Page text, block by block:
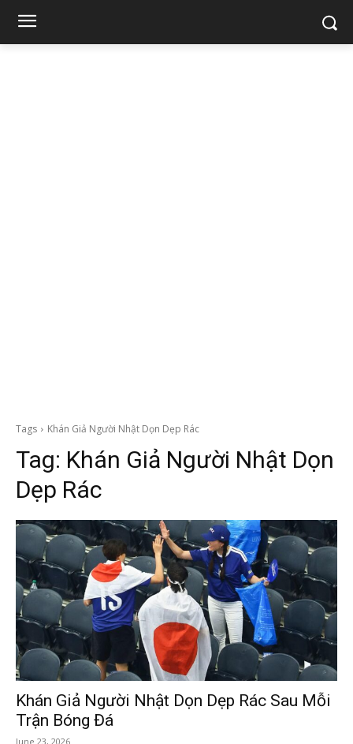
Tags Khán Giả Người Nhật Dọn Dẹp Rác
Tag: Khán Giả Người Nhật Dọn
Dẹp Rác
Khán Giả Người Nhật Dọn Dẹp Rác Sau Mỗi
Trận Bóng Đá
June 23, 2026